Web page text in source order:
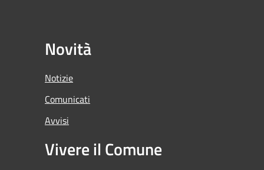
Novità
Notizie
Comunicati
Avvisi
Vivere il Comune